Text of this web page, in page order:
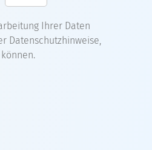
Ihrer Daten
Datenschutzhinweise,